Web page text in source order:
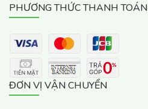
PHƯƠNG THỨC THANH TOÁN
ĐƠN VỊ VẬN CHUYỂN